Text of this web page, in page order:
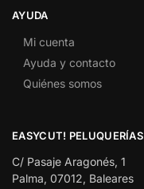
AYUDA
Mi cuenta
Ayuda y contacto
Quiénes somos
EASYCUT! PELUQUERÍAS
C/ Pasaje Aragonés, 1
Palma, 07012, Baleares